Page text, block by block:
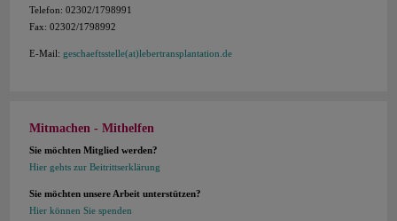
Telefon: 02302/1798991
Fax: 02302/1798992
E-Mail: geschaeftsstelle(at)lebertransplantation.de
Mitmachen - Mithelfen
Sie möchten Mitglied werden?
Hier gehts zur Beitrittserklärung
Sie möchten unsere Arbeit unterstützen?
Hier können Sie spenden